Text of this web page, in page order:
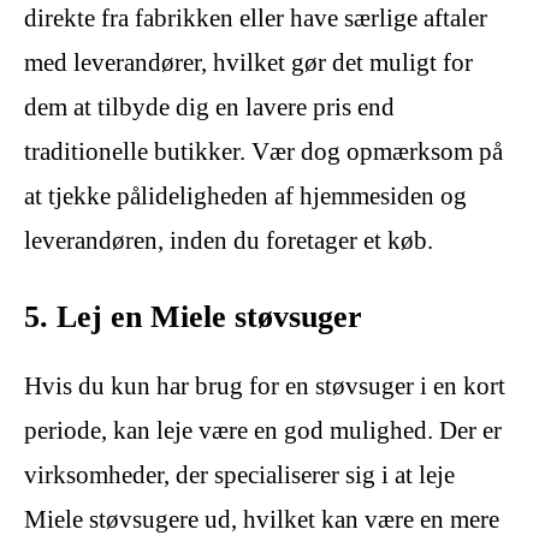
direkte fra fabrikken eller have særlige aftaler
med leverandører, hvilket gør det muligt for
dem at tilbyde dig en lavere pris end
traditionelle butikker. Vær dog opmærksom på
at tjekke pålideligheden af hjemmesiden og
leverandøren, inden du foretager et køb.
5. Lej en Miele støvsuger
Hvis du kun har brug for en støvsuger i en kort
periode, kan leje være en god mulighed. Der er
virksomheder, der specialiserer sig i at leje
Miele støvsugere ud, hvilket kan være en mere